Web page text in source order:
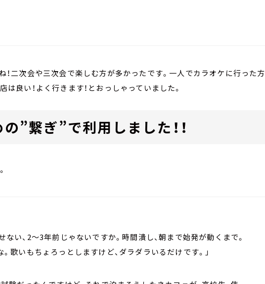
！二次会や三次会で楽しむ方が多かったです。一人でカラオケに行った方
は良い！よく行きます！とおっしゃっていました。
”繋ぎ”で利用しました！！
ない、2～3年前じゃないですか。時間潰し、朝まで始発が動くまで。
歌いもちょろっとしますけど、ダラダラいるだけです。」